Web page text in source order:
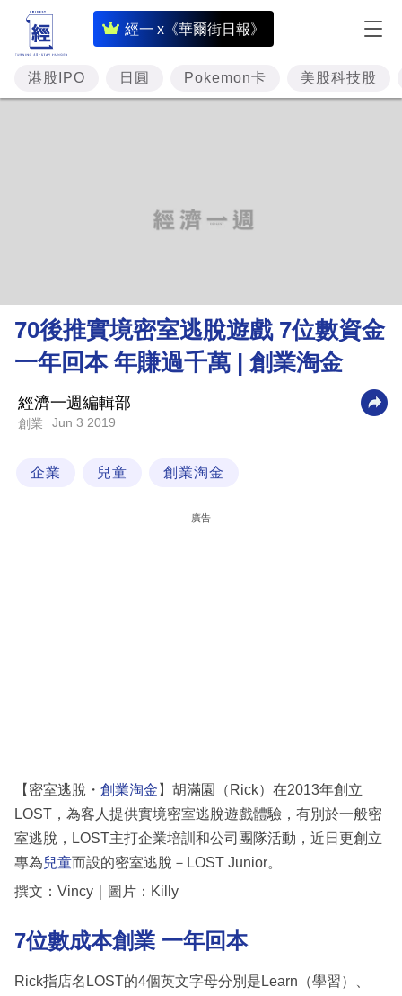
經一 x《華爾街日報》
即
時
財
經
理
財
商
業
科
區
港股IPO 日圓 Pokemon卡 美股科技股
70後推實境密室逃脫遊戲 7位數資金
一年回本 年賺過千萬 | 創業淘金
經濟一週編輯部
創業 Jun 3 2019
企業 兒童 創業淘金
廣告
【密室逃脫・ 創業淘金 】胡滿園（Rick）在2013年創立
LOST，為客人提供實境密室逃脫遊戲體驗，有別於一般密
室逃脫，LOST主打企業培訓和公司團隊活動，近日更創立
專為兒童而設的密室逃脫－LOST Junior。
撰文：Vincy｜圖片：Killy
7位數成本創業 一年回本
Rick指店名LOST的4個英文字母分別是Learn（學習）、